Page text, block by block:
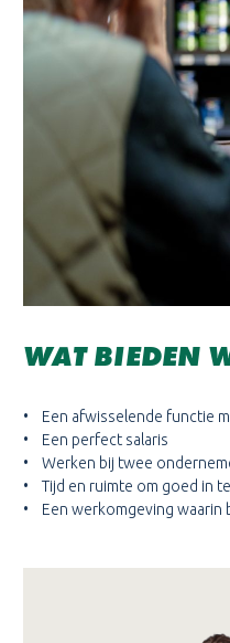
WAT BIEDEN
• Een afwisselende functie
• Een perfect salaris
• Werken bij twee
• Tijd en ruimte om goed in
• Een werkomgeving waarin